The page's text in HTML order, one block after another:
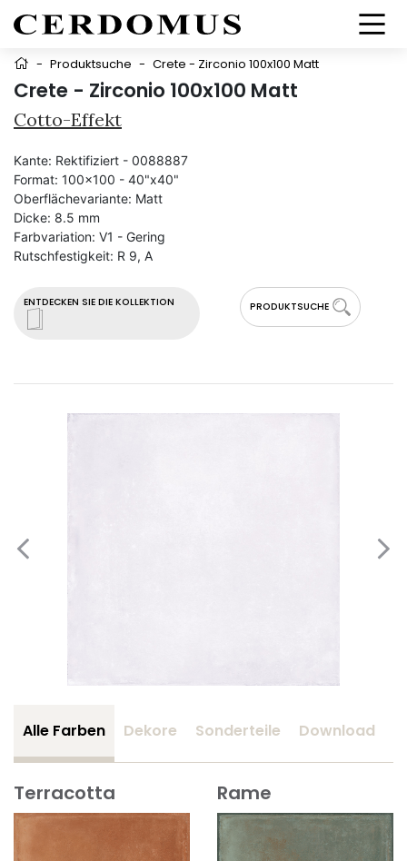
- Produktsuche - Crete - Zirconio 100x100 Matt
Crete - Zirconio 100x100 Matt
Cotto-Effekt
ENTDECKEN SIE DIE KOLLEKTION PRODUKTSUCHE
Kante: Rektifiziert - 0088887
Format: 100x100 - 40"x40"
Oberflächevariante: Matt
Dicke: 8.5 mm
Farbvariation: V1 - Gering
Rutschfestigkeit: R 9, A
Alle Farben Dekore Sonderteile Download
Terracotta Rame